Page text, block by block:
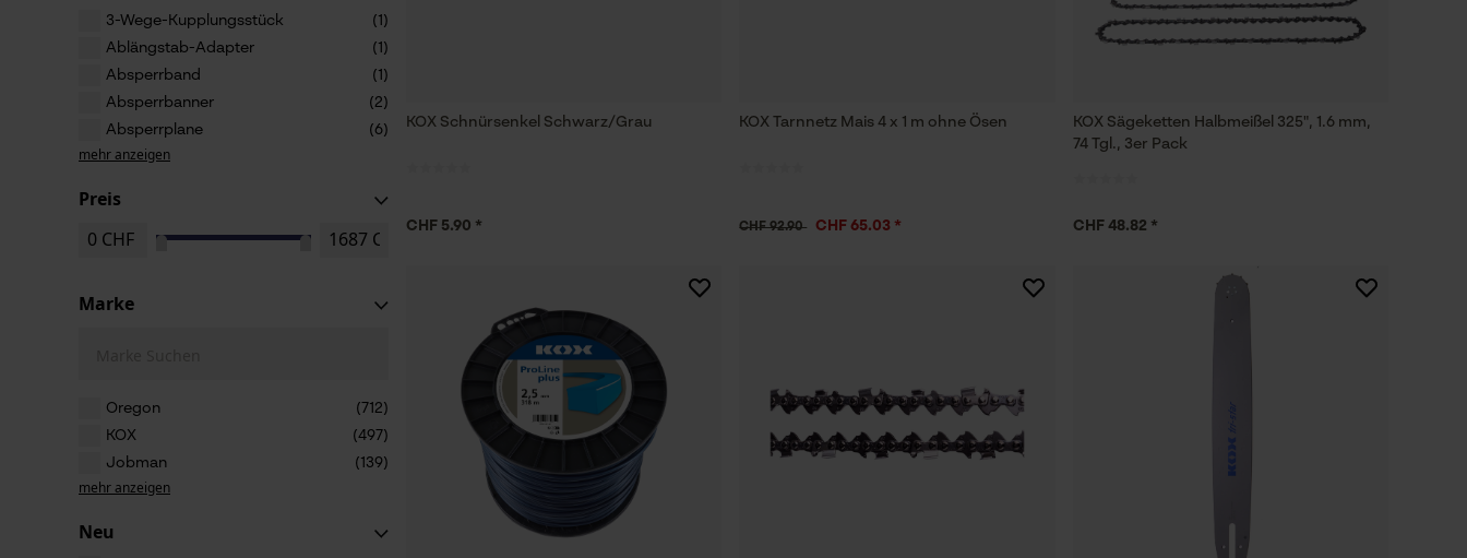
3-Wege-Kupplungsstück
(1)
Ablängstab-Adapter
(1)
Absperrband
(1)
Absperrbanner
(2)
Absperrplane
(6)
mehr anzeigen
Preis
Marke
Oregon
(712)
KOX
(497)
Jobman
(139)
mehr anzeigen
Neu
KOX Schnürsenkel Schwarz/Grau
CHF 5.90 *
KOX Tarnnetz Mais 4 x 1 m ohne Ösen
CHF 92.90 CHF 65.03 *
KOX Sägeketten Halbmeißel 325", 1.6 mm,
74 Tgl., 3er Pack
CHF 48.82 *